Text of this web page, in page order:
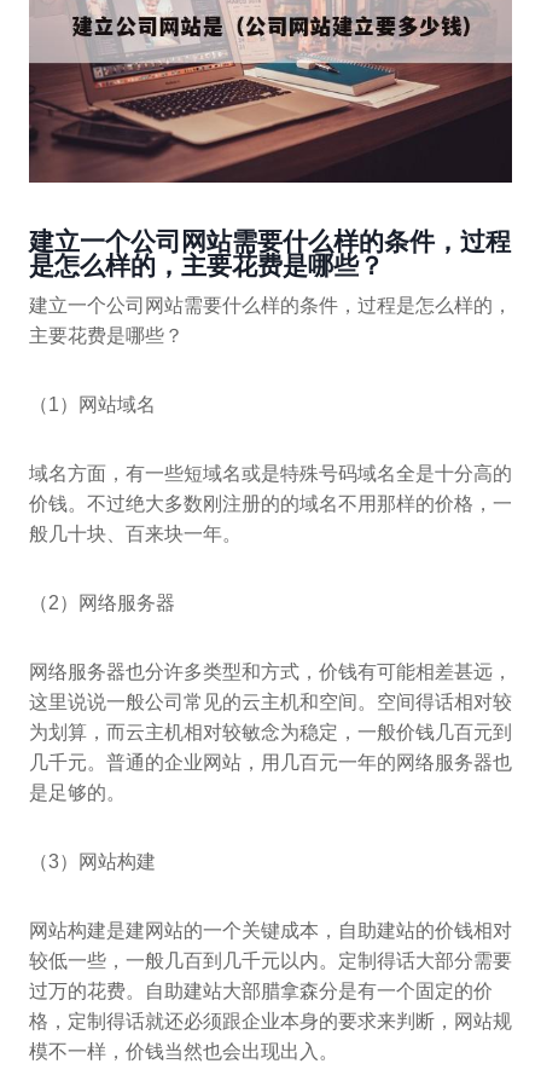
建立一个公司网站需要什么样的条件，过程
是怎么样的，主要花费是哪些？
建立一个公司网站需要什么样的条件，过程是怎么样的，
主要花费是哪些？
（1）网站域名
域名方面，有一些短域名或是特殊号码域名全是十分高的
价钱。不过绝大多数刚注册的的域名不用那样的价格，一
般几十块、百来块一年。
（2）网络服务器
网络服务器也分许多类型和方式，价钱有可能相差甚远，
这里说说一般公司常见的云主机和空间。空间得话相对较
为划算，而云主机相对较敏念为稳定，一般价钱几百元到
几千元。普通的企业网站，用几百元一年的网络服务器也
是足够的。
（3）网站构建
网站构建是建网站的一个关键成本，自助建站的价钱相对
较低一些，一般几百到几千元以内。定制得话大部分需要
过万的花费。自助建站大部腊拿森分是有一个固定的价
格，定制得话就还必须跟企业本身的要求来判断，网站规
模不一样，价钱当然也会出现出入。